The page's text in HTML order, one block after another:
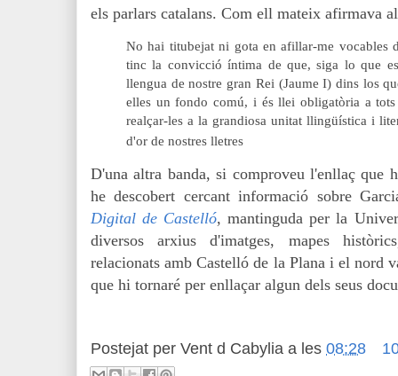
els parlars catalans. Com ell mateix afirmava
No hai titubejat ni gota en afillar-me vocables
tinc la convicció íntima de que, siga lo que
llengua de nostre gran Rei (Jaume I) dins los
elles un fondo comú, i és llei obligatòria a tots
realçar-les a la grandiosa unitat llingüística i
d'or de nostres lletres
D'una altra banda, si comproveu l'enllaç que
he descobert cercant informació sobre
Digital de Castelló, mantinguda per la
diversos arxius d'imatges, mapes
relacionats amb Castelló de la Plana i el nord
que hi tornaré per enllaçar algun dels seus
Postejat per Vent d Cabylia a les 08:28